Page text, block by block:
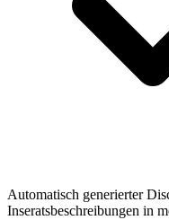
Automatisch generierter
Inseratsbeschreibungen in